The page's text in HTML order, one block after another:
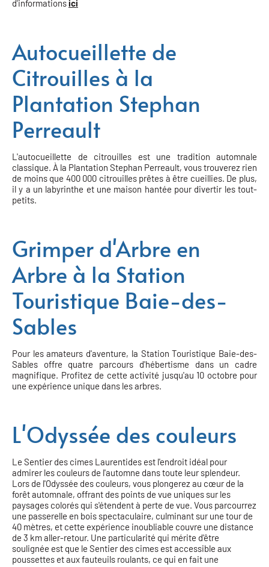
d'informationsici
Autocueillette de
Citrouilles à la
Plantation Stephan
Perreault
L'autocueillette de citrouilles est une tradition automnale
classique. À la Plantation Stephan Perreault, vous trouverez rien
de moins que 400 000 citrouilles prêtes à être cueillies. De plus,
il y a un labyrinthe et une maison hantée pour divertir les tout-
petits.
Grimper d'Arbre en
Arbre à la Station
Touristique Baie-des-
Sables
Pour les amateurs d'aventure, la Station Touristique Baie-des-
Sables offre quatre parcours d'hébertisme dans un cadre
magnifique. Profitez de cette activité jusqu'au 10 octobre pour
une expérience unique dans les arbres.
L'Odyssée des couleurs
Le Sentier des cimes Laurentides est l'endroit idéal pour
admirer les couleurs de l'automne dans toute leur splendeur.
Lors de l'Odyssée des couleurs, vous plongerez au cœur de la
forêt automnale, offrant des points de vue uniques sur les
paysages colorés qui s'étendent à perte de vue. Vous parcourrez
une passerelle en bois spectaculaire, culminant sur une tour de
40 mètres, et cette expérience inoubliable couvre une distance
de 3 km aller-retour. Une particularité qui mérite d'être
soulignée est que le Sentier des cimes est accessible aux
poussettes et aux fauteuils roulants, ce qui en fait une